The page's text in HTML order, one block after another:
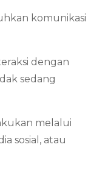
komunikasi
dengan
sedang
melalui
sosial, atau